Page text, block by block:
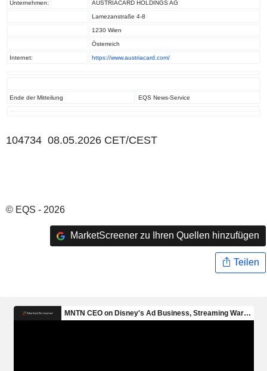
Unternehmen: AUSTRIACARD HOLDINGS AG
Lamezanstraße 4-8
1230 Wien
Österreich
Internet: https://www.austriacard.com/
Ende der Mitteilung EQS News-Service
104734 08.05.2026 CET/CEST
© EQS - 2026
MarketScreener zu Ihren Quellen hinzufügen
Teilen